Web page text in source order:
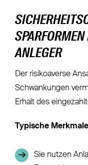
ANLEGER
Der risikoaverse
Schwankungen
Erhalt des
Typische
Sie nutzen